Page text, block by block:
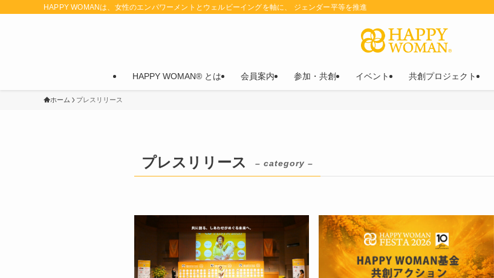
HAPPY WOMANは、女性のエンパワーメントとウェルビーイングを軸に、 ジェンダー平等を推進
HAPPY WOMAN® とは 会員案内 参加・共創 イベント 共創プロジェクト
ホーム プレスリリース
プレスリリース – category –